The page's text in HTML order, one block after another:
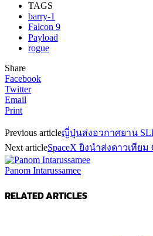
TAGS
barry-1
Falcon 9
Payload
rogue
Share
Facebook
Twitter
Email
Print
Previous articleญี่ปุ่นส่งอวกาศยาน
Next articleSpaceX ยิงนำส่งดาวเทียม
Panom Intarussamee
RELATED ARTICLES